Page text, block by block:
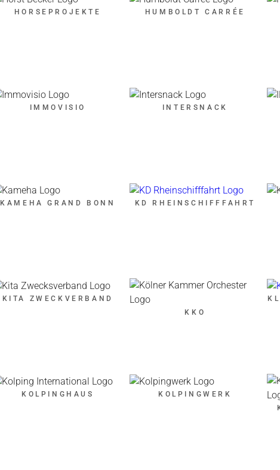
HORSEPROJEKTE HUMBOLDT CARRÉE
IMMOVISIO INTERSNACK
KAMEHA GRAND BONN KD RHEINSCHIFFFAHRT
KITA ZWECKVERBAND
KKO
KOLPINGHAUS
KOLPINGWERK